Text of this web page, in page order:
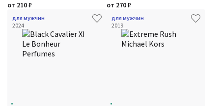
от 210₽ от 270₽
для мужчин
2024
для мужчин
2019